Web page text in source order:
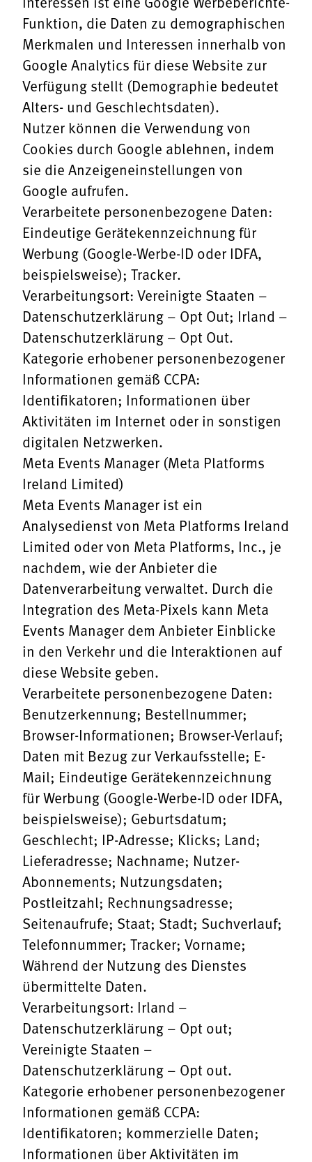
Funktion, die Daten zu demographischen
Merkmalen und Interessen innerhalb von
Google Analytics für diese Website zur
Verfügung stellt (Demographie bedeutet
Alters- und Geschlechtsdaten).
Nutzer können die Verwendung von
Cookies durch Google ablehnen, indem
sie die Anzeigeneinstellungen von
Google aufrufen.
Verarbeitete personenbezogene Daten:
Eindeutige Gerätekennzeichnung für
Werbung (Google-Werbe-ID oder IDFA,
beispielsweise); Tracker.
Verarbeitungsort: Vereinigte Staaten –
Datenschutzerklärung – Opt Out; Irland –
Datenschutzerklärung – Opt Out.
Kategorie erhobener personenbezogener
Informationen gemäß CCPA:
Identifikatoren; Informationen über
Aktivitäten im Internet oder in sonstigen
digitalen Netzwerken.
Meta Events Manager (Meta Platforms
Ireland Limited)
Meta Events Manager ist ein
Analysedienst von Meta Platforms Ireland
Limited oder von Meta Platforms, Inc., je
nachdem, wie der Anbieter die
Datenverarbeitung verwaltet. Durch die
Integration des Meta-Pixels kann Meta
Events Manager dem Anbieter Einblicke
in den Verkehr und die Interaktionen auf
diese Website geben.
Verarbeitete personenbezogene Daten:
Benutzerkennung; Bestellnummer;
Browser-Informationen; Browser-Verlauf;
Daten mit Bezug zur Verkaufsstelle; E-
Mail; Eindeutige Gerätekennzeichnung
für Werbung (Google-Werbe-ID oder IDFA,
beispielsweise); Geburtsdatum;
Geschlecht; IP-Adresse; Klicks; Land;
Lieferadresse; Nachname; Nutzer-
Abonnements; Nutzungsdaten;
Postleitzahl; Rechnungsadresse;
Seitenaufrufe; Staat; Stadt; Suchverlauf;
Telefonnummer; Tracker; Vorname;
Während der Nutzung des Dienstes
übermittelte Daten.
Verarbeitungsort: Irland –
Datenschutzerklärung – Opt out;
Vereinigte Staaten –
Datenschutzerklärung – Opt out.
Kategorie erhobener personenbezogener
Informationen gemäß CCPA:
Identifikatoren; kommerzielle Daten;
Informationen über Aktivitäten im